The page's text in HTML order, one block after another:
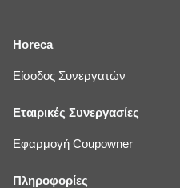
Horeca
Είσοδος Συνεργατών
Εταιρικές Συνεργασίες
Εφαρμογή Coupowner
Πληροφορίες